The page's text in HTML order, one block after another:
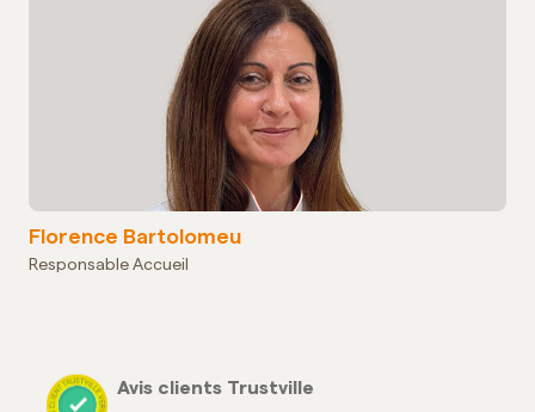
Florence Bartolomeu
Responsable Accueil
Avis clients Trustville